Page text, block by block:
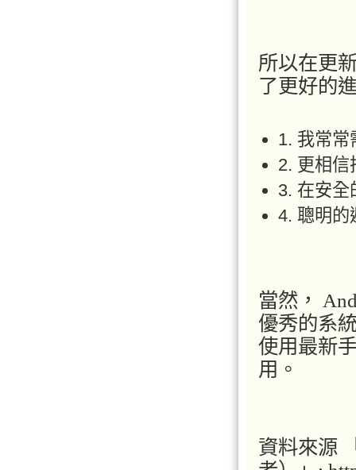
所以在更
了更好的
1. 我常常
2. 更相信
3. 在安全
4. 聰明的
當然，
優秀的系
使用最新
用。
資料來源